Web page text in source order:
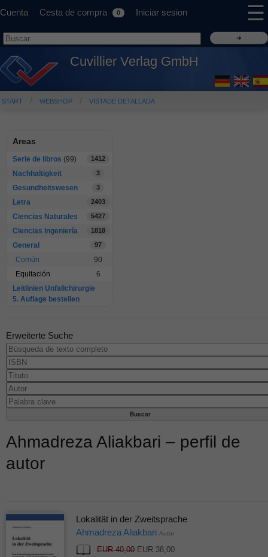
Cuenta Cesta de compra 0 Iniciar sesion ☰
Cuvillier Verlag GmbH
START WEBSHOP VISTADE DETALLADA
Areas
Serie de libros (99) 1412
Nachhaltigkeit 3
Gesundheitswesen 3
Letra 2403
Ciencias Naturales 5427
Ciencias Ingeniería 1818
General 97
Común
90
Equitación
6
Leitlinien Unfallchirurgie
5. Auflage bestellen
Erweiterte Suche
Ahmadreza Aliakbari – perfil de
autor
Lokalität in der Zweitsprache
Ahmadreza Aliakbari Autor
EUR 40,00EUR 38,00